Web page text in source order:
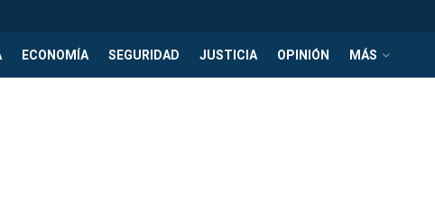
ECONOMÍA SEGURIDAD JUSTICIA OPINIÓN MÁS